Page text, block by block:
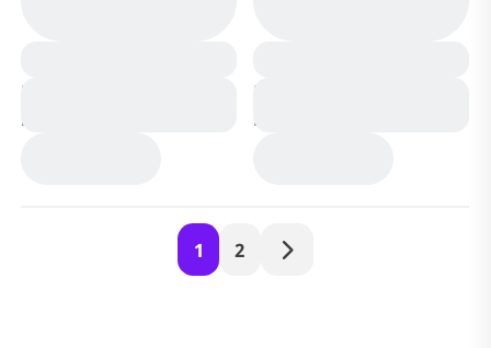
Ботинки мембранные
на меху А6672-3 серые
Ботинки мембранные
на меху А6672-2 синие
1 2